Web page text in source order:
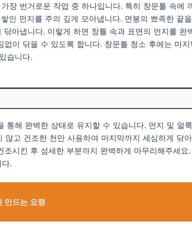
장 번거로운 작업 중 하나입니다. 특히 창문틀 속에
인 먼지를 주의 깊게 모아냅니다. 면봉의 뾰족한 끝
아냅니다. 이렇게 하면 창틀 속과 표면의 먼지를
이 닦을 수 있도록 합니다. 창문틀 청소 후에는 마
습니다.
통해 완벽한 상태로 유지할 수 있습니다. 먼지 및 얼
않고 건조한 천만 사용하여 마지막까지 세심하게 닦
시킨 후 섬세한 부분까지 완벽하게 마무리해주세
.
만드는 요령